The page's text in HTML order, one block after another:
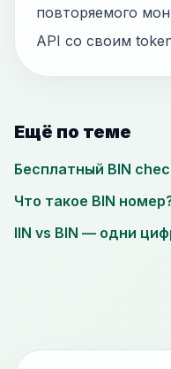
повторяемого
API со своим
Ещё по теме
Бесплатный BIN
Что такое BIN
IIN vs BIN — одни